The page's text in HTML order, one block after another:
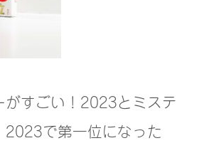
がすごい！2023とミステ
2023で第一位になった